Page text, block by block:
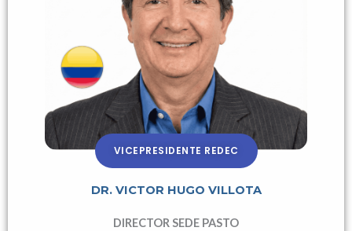
VICEPRESIDENTE REDEC
DR. VICTOR HUGO VILLOTA
DIRECTOR SEDE PASTO